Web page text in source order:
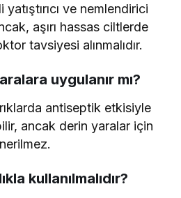
ve nemlendirici
aşırı hassas ciltlerde
tavsiyesi alınmalıdır.
uygulanır mı?
antiseptik etkisiyle
ancak derin yaralar için
kullanılmalıdır?